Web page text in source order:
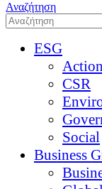
Αναζήτηση
ESG
CSR
Social
Business